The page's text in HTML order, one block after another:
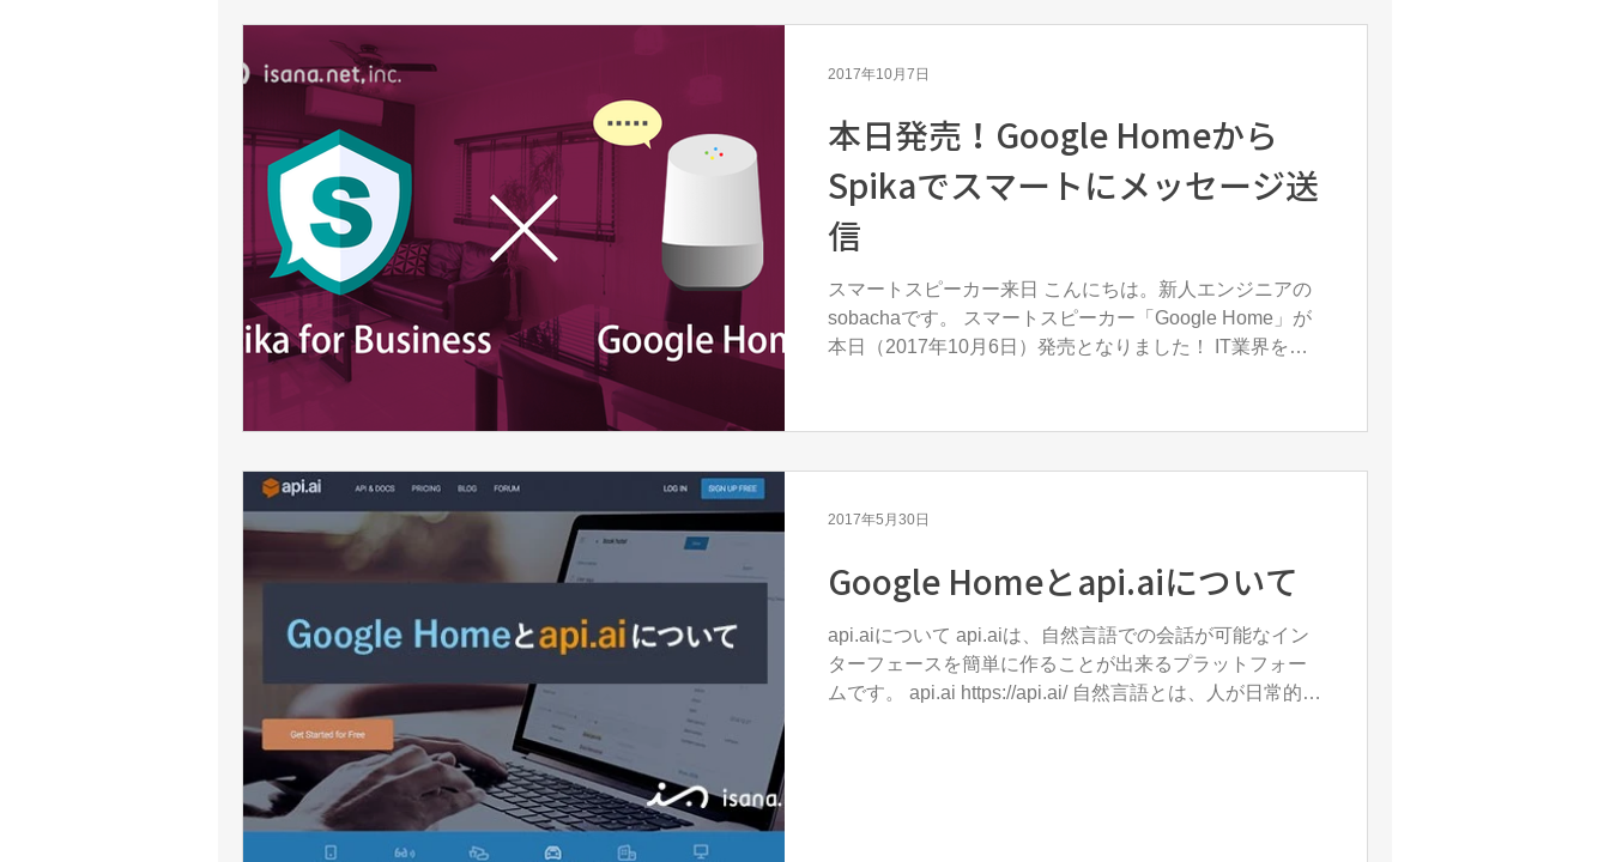
本日発売！Google Homeから
Spikaでスマートにメッセージ送
信
スマートスピーカー来日 こんにちは。新人エンジニアの
sobachaです。 スマートスピーカー「Google Home」が
本日（2017年10月6日）発売となりました！ IT業界を中
2017年10月7日
Google Homeとapi.aiについて
api.aiについて api.aiは、自然言語での会話が可能なイン
ターフェースを簡単に作ることが出来るプラットフォー
ムです。 api.ai https://api.ai/ 自然言語とは、人が日常的に
2017年5月30日